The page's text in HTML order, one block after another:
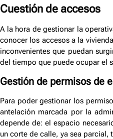
Cuestión de accesos
A la hora de gestionar la
conocer los accesos a la
inconvenientes que puedan
del tiempo que puede ocupar el
Gestión de permisos de
Para poder gestionar los
antelación marcada por la
depende de: el espacio
un corte de calle, ya sea